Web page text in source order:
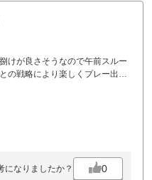
けが良さそうなので午前スルー
の戦略により楽しくプレー出
ゴルフ場となり、場所も近いの
になりましたか？ 0